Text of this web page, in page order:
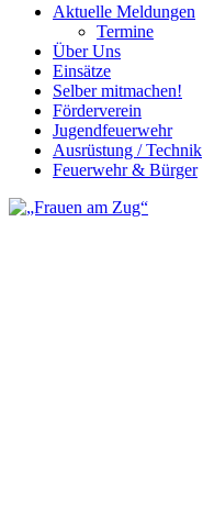
Aktuelle Meldungen
Termine
Über Uns
Einsätze
Selber mitmachen!
Förderverein
Jugendfeuerwehr
Ausrüstung / Technik
Feuerwehr & Bürger